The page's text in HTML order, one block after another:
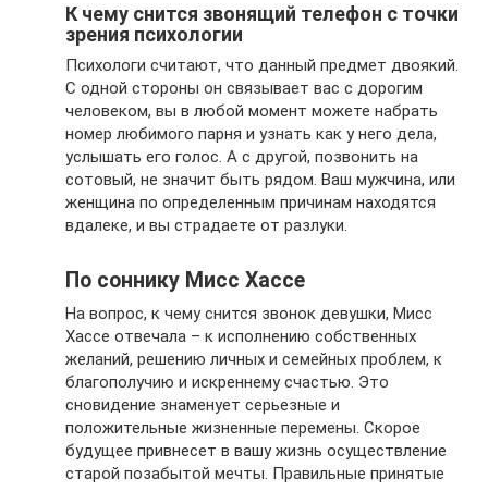
К чему снится звонящий телефон с точки
зрения психологии
Психологи считают, что данный предмет двоякий.
С одной стороны он связывает вас с дорогим
человеком, вы в любой момент можете набрать
номер любимого парня и узнать как у него дела,
услышать его голос. А с другой, позвонить на
сотовый, не значит быть рядом. Ваш мужчина, или
женщина по определенным причинам находятся
вдалеке, и вы страдаете от разлуки.
По соннику Мисс Хассе
На вопрос, к чему снится звонок девушки, Мисс
Хассе отвечала – к исполнению собственных
желаний, решению личных и семейных проблем, к
благополучию и искреннему счастью. Это
сновидение знаменует серьезные и
положительные жизненные перемены. Скорое
будущее привнесет в вашу жизнь осуществление
старой позабытой мечты. Правильные принятые